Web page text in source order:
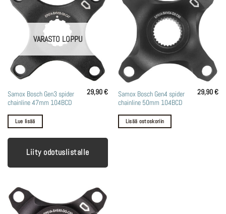
VARASTO LOPPU
Samox Bosch Gen3 spider
chainline 47mm 104BCD
29,90€
Lue lisää
Liity odotuslistalle
Samox Bosch Gen4 spider
chainline 50mm 104BCD
29,90€
Lisää ostoskoriin